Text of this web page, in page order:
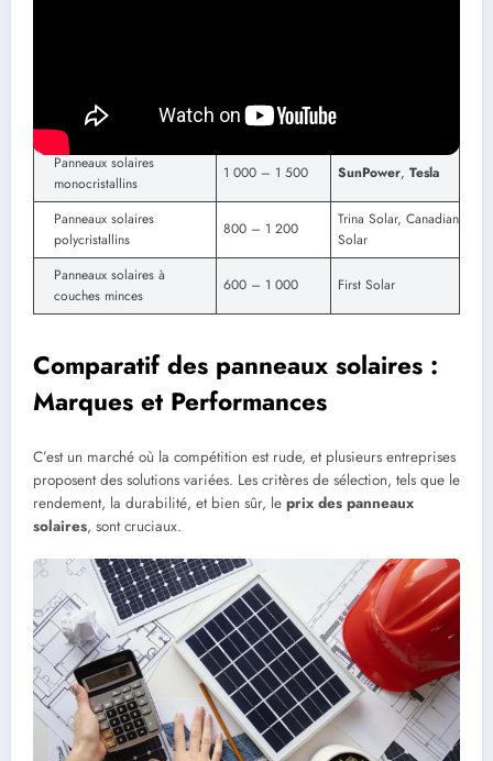
Type de panneau
Coût moyen
(€/kWc)
Panneaux solaires
monocristallins
1 000 – 1 500 SunPower, Tesla
Panneaux solaires
polycristallins
800 – 1 200
Trina Solar, Canadian
Solar
Panneaux solaires à
couches minces
600 – 1 000 First Solar
Comparatif des panneaux solaires :
Marques et Performances
C’est un marché où la compétition est rude, et plusieurs entreprises
proposent des solutions variées. Les critères de sélection, tels que le
rendement, la durabilité, et bien sûr, le prix des panneaux
solaires, sont cruciaux.